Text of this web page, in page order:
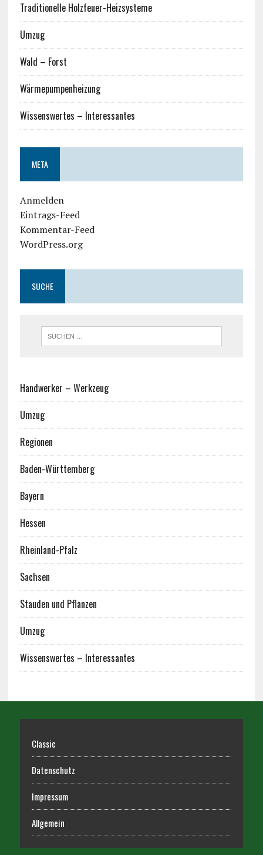
Traditionelle Holzfeuer-Heizsysteme
Umzug
Wald – Forst
Wärmepumpenheizung
Wissenswertes – Interessantes
META
Anmelden
Eintrags-Feed
Kommentar-Feed
WordPress.org
SUCHE
Handwerker – Werkzeug
Umzug
Regionen
Baden-Württemberg
Bayern
Hessen
Rheinland-Pfalz
Sachsen
Stauden und Pflanzen
Umzug
Wissenswertes – Interessantes
Classic
Datenschutz
Impressum
Allgemein